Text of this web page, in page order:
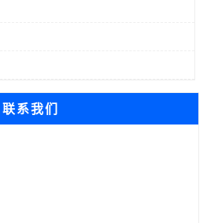
联系我们